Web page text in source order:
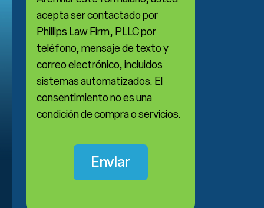
acepta ser contactado por
Phillips Law Firm, PLLC por
teléfono, mensaje de texto y
correo electrónico, incluidos
sistemas automatizados. El
consentimiento no es una
condición de compra o servicios.